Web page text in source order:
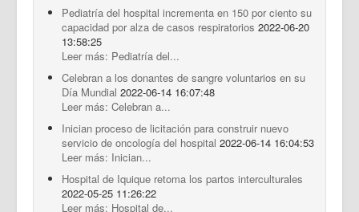
Pediatría del hospital incrementa en 150 por ciento su
capacidad por alza de casos respiratorios 2022-06-20
13:58:25
Leer más: Pediatría del...
Celebran a los donantes de sangre voluntarios en su
Día Mundial 2022-06-14 16:07:48
Leer más: Celebran a...
Inician proceso de licitación para construir nuevo
servicio de oncología del hospital 2022-06-14 16:04:53
Leer más: Inician...
Hospital de Iquique retoma los partos interculturales
2022-05-25 11:26:22
Leer más: Hospital de...